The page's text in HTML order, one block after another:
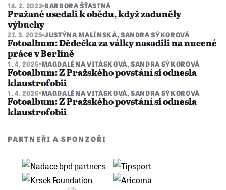
14. 2. 2022 BARBORA ŠŤASTNÁ
Pražané usedali k obědu, když zaduněly
výbuchy
27. 3. 2025 JUSTÝNA MALÍNSKÁ,SANDRA SÝKOROVÁ
Fotoalbum: Dědečka za války nasadili na nucené
práce v Berlíně
1. 4. 2025 MAGDALÉNA VITÁSKOVÁ,SANDRA SÝKOROVÁ
Fotoalbum: Z Pražského povstání si odnesla
klaustrofobii
1. 4. 2025 MAGDALÉNA VITÁSKOVÁ,SANDRA SÝKOROVÁ
Fotoalbum: Z Pražského povstání si odnesla
klaustrofobii
PARTNEŘI A SPONZOŘI